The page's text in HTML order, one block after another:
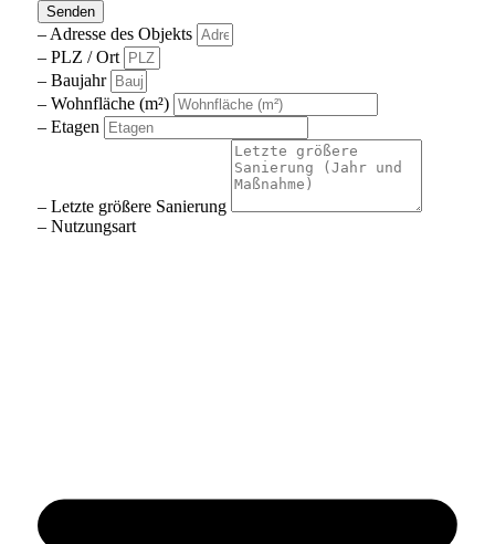
Senden
– Adresse des Objekts
– PLZ / Ort
– Baujahr
– Wohnfläche (m²)
– Etagen
– Letzte größere Sanierung
– Nutzungsart